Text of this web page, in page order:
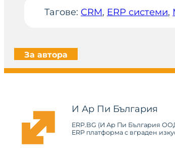
Тагове: CRM, ERP системи,
За автора
И Ар Пи България
ERP.BG (И Ар Пи България
ERP платформа с вграден